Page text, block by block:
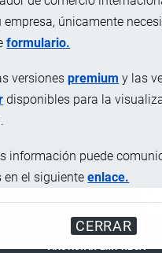
empresa, únicamente
formulario.
versionespremium y las
disponibles para la
información puede
en el siguienteenlace.
CERRAR
fieltro, para
ÍNDICE
ANUNCIAR EMPRESA